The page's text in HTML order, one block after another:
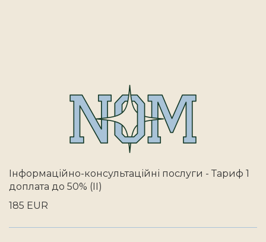
Інформаційно-консультаційні послуги - Тариф 1
доплата до 50% (II)
185 EUR